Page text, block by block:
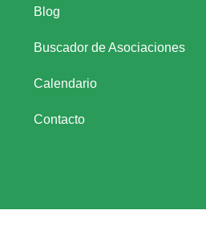
Blog
Buscador de Asociaciones
Calendario
Contacto